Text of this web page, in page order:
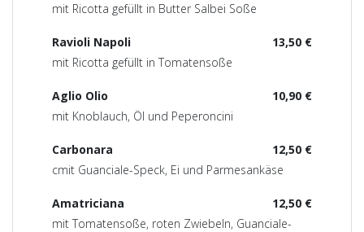
mit Ricotta gefüllt in Butter Salbei Soße
13,50 €
Ravioli Napoli
mit Ricotta gefüllt in Tomatensoße
10,90 €
Aglio Olio
mit Knoblauch, Öl und Peperoncini
12,50 €
Carbonara
cmit Guanciale-Speck, Ei und Parmesankäse
12,50 €
Amatriciana
mit Tomatensoße, roten Zwiebeln, Guanciale-